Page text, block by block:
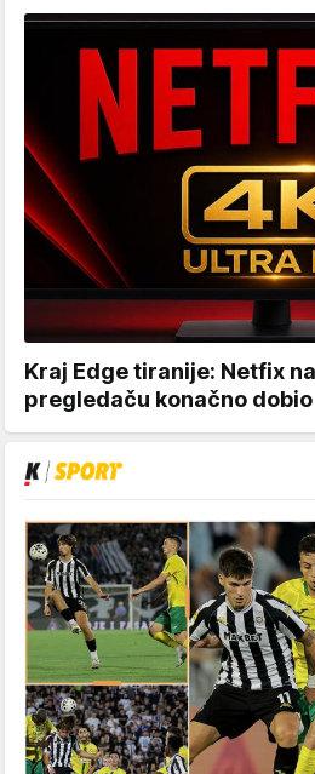
Kraj Edge tiranije: Netfix
pregledaču konačno